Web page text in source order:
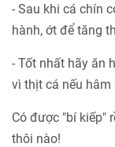
- Sau khi cá chín
hành, ớt để tăng
- Tốt nhất hãy ăn
vì thịt cá nếu
Có được "bí kiếp"
thôi nào!